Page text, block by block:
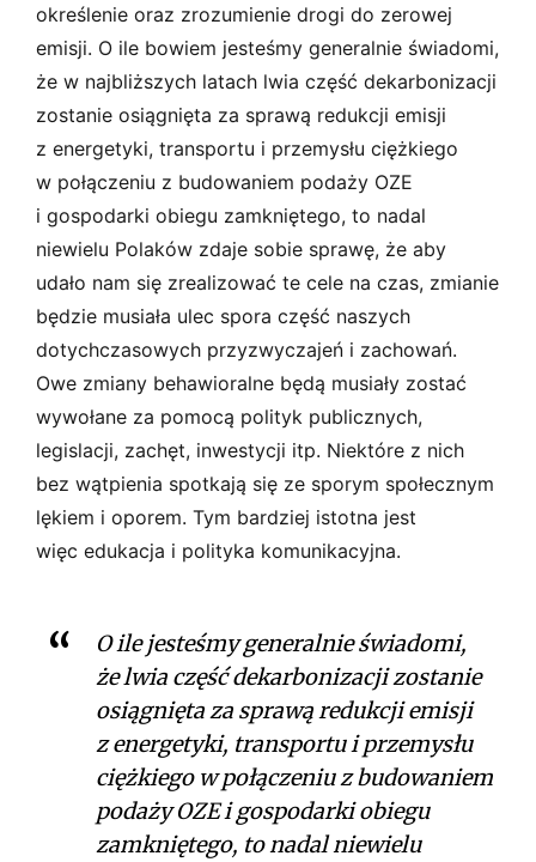
określenie oraz zrozumienie drogi do zerowej
emisji. O ile bowiem jesteśmy generalnie świadomi,
że w najbliższych latach lwia część dekarbonizacji
zostanie osiągnięta za sprawą redukcji emisji
z energetyki, transportu i przemysłu ciężkiego
w połączeniu z budowaniem podaży OZE
i gospodarki obiegu zamkniętego, to nadal
niewielu Polaków zdaje sobie sprawę, że aby
udało nam się zrealizować te cele na czas, zmianie
będzie musiała ulec spora część naszych
dotychczasowych przyzwyczajeń i zachowań.
Owe zmiany behawioralne będą musiały zostać
wywołane za pomocą polityk publicznych,
legislacji, zachęt, inwestycji itp. Niektóre z nich
bez wątpienia spotkają się ze sporym społecznym
lękiem i oporem. Tym bardziej istotna jest
więc edukacja i polityka komunikacyjna.
O ile jesteśmy generalnie świadomi,
że lwia część dekarbonizacji zostanie
osiągnięta za sprawą redukcji emisji
z energetyki, transportu i przemysłu
ciężkiego w połączeniu z budowaniem
podaży OZE i gospodarki obiegu
zamkniętego, to nadal niewielu